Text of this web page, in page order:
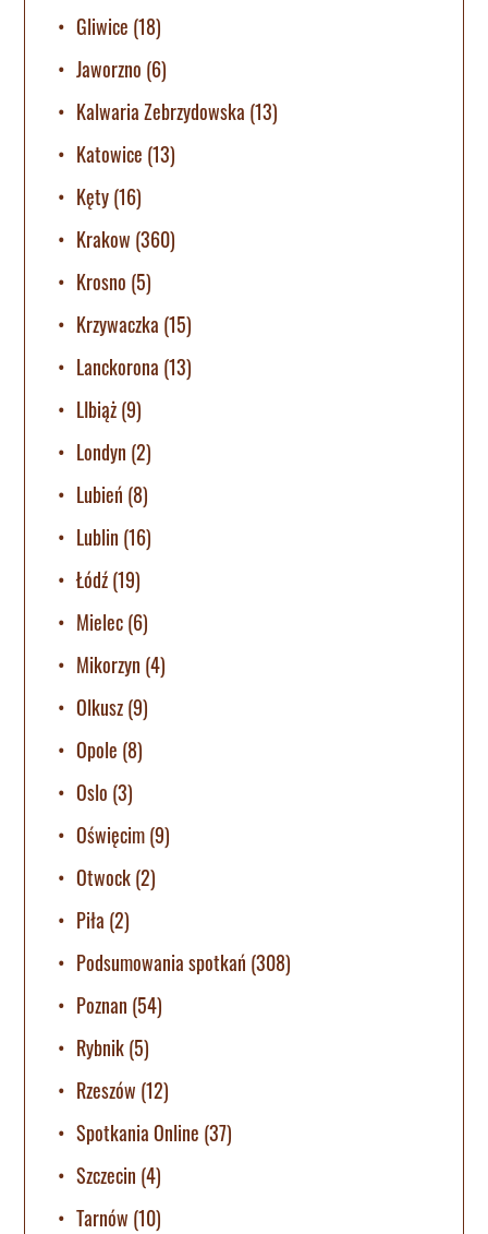
Gliwice (18)
Jaworzno (6)
Kalwaria Zebrzydowska (13)
Katowice (13)
Kęty(16)
Krakow (360)
Krosno (5)
Krzywaczka (15)
Lanckorona (13)
LIbiąż(9)
Londyn (2)
Lubień (8)
Lublin (16)
Łódź(19)
Mielec(6)
Mikorzyn (4)
Olkusz(9)
Opole (8)
Oslo (3)
Oświęcim(9)
Otwock(2)
Piła (2)
Podsumowania spotkań (308)
Poznan (54)
Rybnik(5)
Rzeszów (12)
Spotkania Online (37)
Szczecin (4)
Tarnów (10)